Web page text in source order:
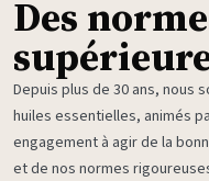
Des
Depuis plus de 30 ans, nous
huiles essentielles, animés
engagement à agir de la
et de nos normes